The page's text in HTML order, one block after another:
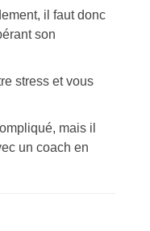
il faut donc
son
stress et vous
mais il
un coach en